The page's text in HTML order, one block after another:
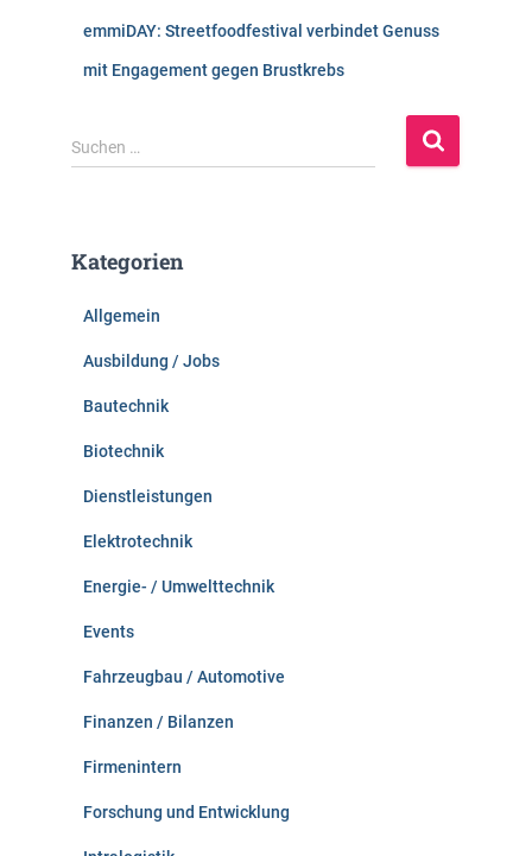
emmiDAY: Streetfoodfestival verbindet Genuss
mit Engagement gegen Brustkrebs
S
u
n
Suchen …
Kategorien
Allgemein
Ausbildung / Jobs
Bautechnik
Biotechnik
Dienstleistungen
Elektrotechnik
Energie- / Umwelttechnik
Events
Fahrzeugbau / Automotive
Finanzen / Bilanzen
Firmenintern
Forschung und Entwicklung